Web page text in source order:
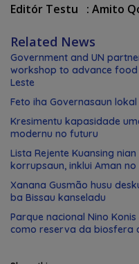
Editór Testu : Amito
Related News
Government and UN
workshop to advance
Leste
Feto iha Governasaun lokal
Kresimentu kapasidade
modernu no futuru
Lista Rejente Kuansing
korrupsaun, inklui Aman no
Xanana Gusmão husu
ba Bissau kanseladu
Parque nacional Nino
como reserva da biosfera